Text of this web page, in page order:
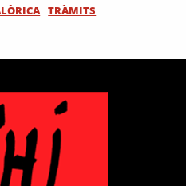
TRÀMITS